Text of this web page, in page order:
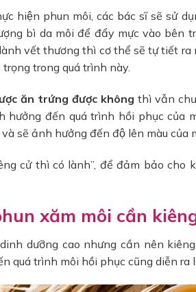
hiện phun môi, các bác sĩ sẽ sử
bì da môi để đẩy mực vào bên
vết thương thì cơ thể sẽ tự tiết
trong quá trình này.
ăn trứng được không thì vẫn
hưởng đến quá trình hồi phục của
sẽ ảnh hưởng đến độ lên màu của
cử thì có lành”, để đảm bảo
xăm môi cần
dưỡng cao nhưng cần nên
quá trình môi hồi phục cũng diễn ra